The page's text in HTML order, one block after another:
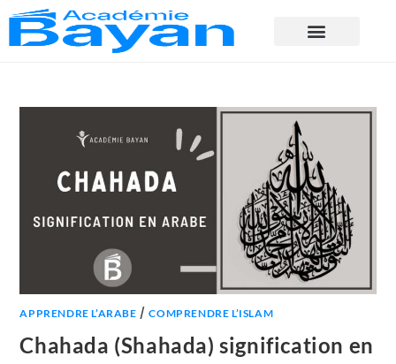
APPRENDRE L’ARABE /COMPRENDRE L’ISLAM
Chahada (Shahada) signification en